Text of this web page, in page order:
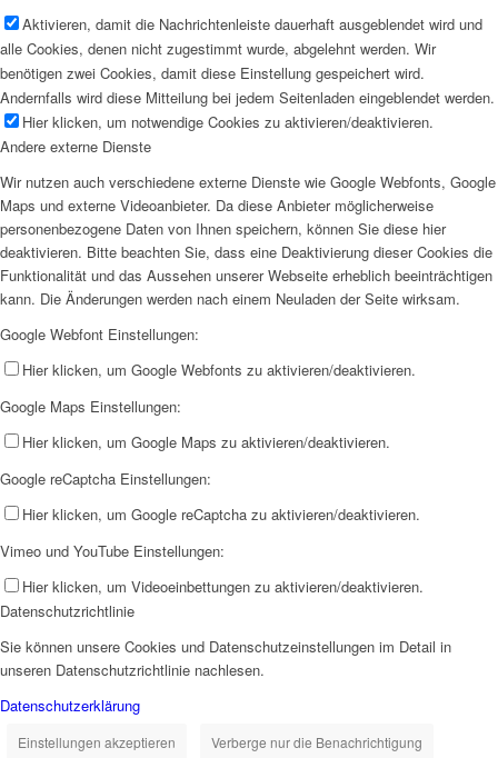
Aktivieren, damit die Nachrichtenleiste dauerhaft ausgeblendet wird und
alle Cookies, denen nicht zugestimmt wurde, abgelehnt werden. Wir
benötigen zwei Cookies, damit diese Einstellung gespeichert wird.
Andernfalls wird diese Mitteilung bei jedem Seitenladen eingeblendet werden.
Hier klicken, um notwendige Cookies zu aktivieren/deaktivieren.
Andere externe Dienste
Wir nutzen auch verschiedene externe Dienste wie Google Webfonts, Google
Maps und externe Videoanbieter. Da diese Anbieter möglicherweise
personenbezogene Daten von Ihnen speichern, können Sie diese hier
deaktivieren. Bitte beachten Sie, dass eine Deaktivierung dieser Cookies die
Funktionalität und das Aussehen unserer Webseite erheblich beeinträchtigen
kann. Die Änderungen werden nach einem Neuladen der Seite wirksam.
Google Webfont Einstellungen:
Hier klicken, um Google Webfonts zu aktivieren/deaktivieren.
Google Maps Einstellungen:
Hier klicken, um Google Maps zu aktivieren/deaktivieren.
Google reCaptcha Einstellungen:
Hier klicken, um Google reCaptcha zu aktivieren/deaktivieren.
Vimeo und YouTube Einstellungen:
Hier klicken, um Videoeinbettungen zu aktivieren/deaktivieren.
Datenschutzrichtlinie
Sie können unsere Cookies und Datenschutzeinstellungen im Detail in
unseren Datenschutzrichtlinie nachlesen.
Datenschutzerklärung
Einstellungen akzeptieren Verberge nur die Benachrichtigung